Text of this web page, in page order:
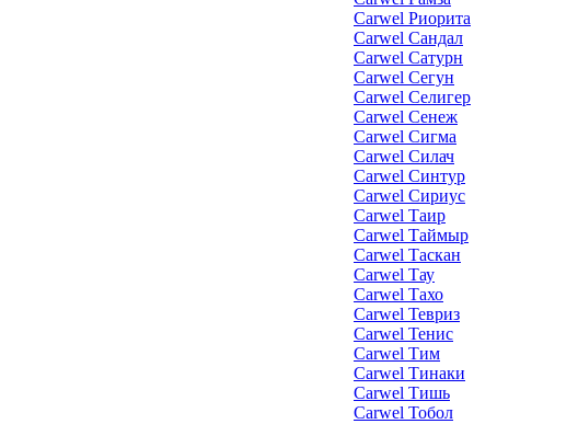
Carwel Риорита
Carwel Сандал
Carwel Сатурн
Carwel Сегун
Carwel Селигер
Carwel Сенеж
Carwel Сигма
Carwel Силач
Carwel Синтур
Carwel Сириус
Carwel Таир
Carwel Таймыр
Carwel Таскан
Carwel Тау
Carwel Тахо
Carwel Тевриз
Carwel Тенис
Carwel Тим
Carwel Тинаки
Carwel Тишь
Carwel Тобол